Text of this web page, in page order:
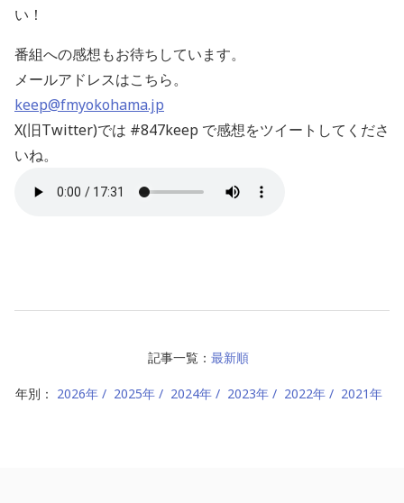
い！
番組への感想もお待ちしています。
メールアドレスはこちら。
keep@fmyokohama.jp
X(旧Twitter)では #847keep で感想をツイートしてくださ
いね。
記事一覧： 最新順
年別： 2026年 2025年 2024年 2023年 2022年 2021年